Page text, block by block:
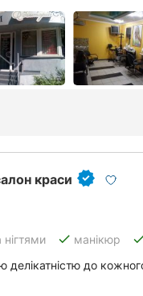
краси
нігтями done манікюр
до кожного